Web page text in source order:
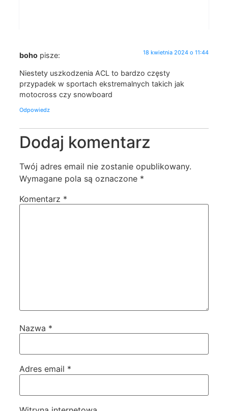
boho pisze: 18 kwietnia 2024 o 11:44
Niestety uszkodzenia ACL to bardzo częsty
przypadek w sportach ekstremalnych takich jak
motocross czy snowboard
Odpowiedz
Dodaj komentarz
Twój adres email nie zostanie opublikowany.
Wymagane pola są oznaczone *
Komentarz *
Nazwa *
Adres email *